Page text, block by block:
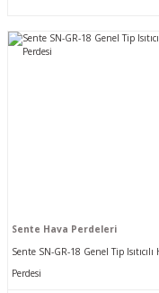
Sente Hava Perdeleri
Sente SN-GR-18 Genel Tip Isıtıcılı
Perdesi